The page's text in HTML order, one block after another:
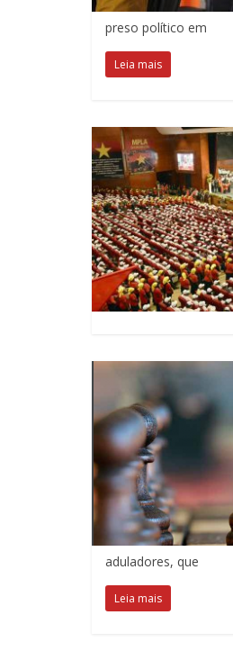
preso político em
Leia mais
aduladores, que
Leia mais